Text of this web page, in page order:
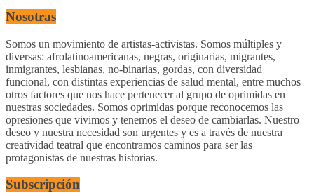
Nosotras
Somos un movimiento de artistas-activistas. Somos múltiples y
diversas: afrolatinoamericanas, negras, originarias, migrantes,
inmigrantes, lesbianas, no-binarias, gordas, con diversidad
funcional, con distintas experiencias de salud mental, entre muchos
otros factores que nos hace pertenecer al grupo de oprimidas en
nuestras sociedades. Somos oprimidas porque reconocemos las
opresiones que vivimos y tenemos el deseo de cambiarlas. Nuestro
deseo y nuestra necesidad son urgentes y es a través de nuestra
creatividad teatral que encontramos caminos para ser las
protagonistas de nuestras historias.
Subscripción